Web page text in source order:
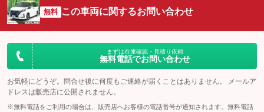
無料 この車両に関するお問い合わせ
まずは在庫確認・見積り依頼
無料電話でお問い合わせ
お気軽にどうぞ。問合せ後に何度もご連絡が届くことはありません。 メールア
ドレスは販売店に公開されません。
※無料電話をご利用の場合は、販売店へお客様の電話番号が通知されます。無料電話